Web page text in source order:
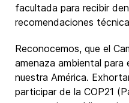
facultada para recibir
recomendaciones
Reconocemos, que el
amenaza ambiental para
nuestra América.
participar de la COP21